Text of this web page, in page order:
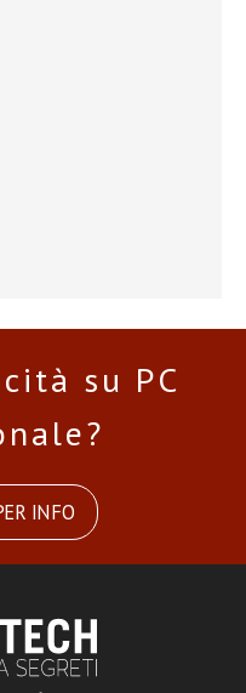
su PC
INFO